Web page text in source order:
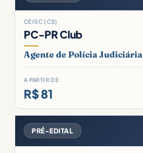
CEISC (CS)
PC-PR Club
Agente de Polícia Judiciária
A PARTIR DE
R$ 81
PRÉ-EDITAL